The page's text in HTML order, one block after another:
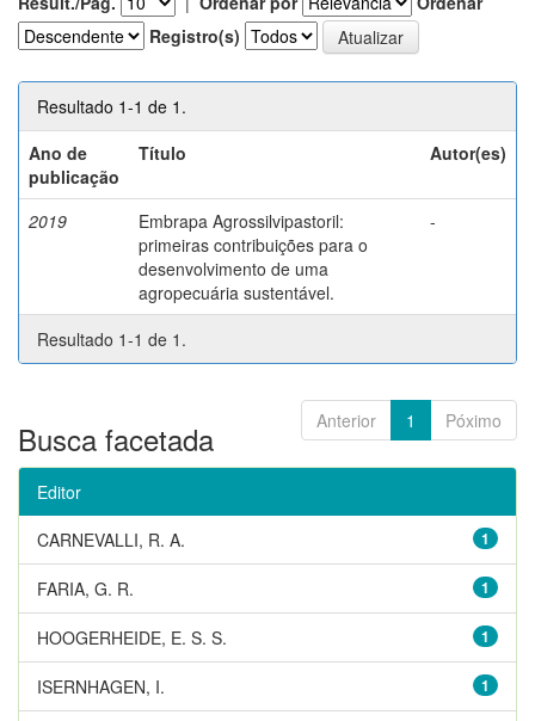
Registro(s)
Resultado 1-1 de 1.
Ano de
publicação
Título Autor(es)
2019
Embrapa Agrossilvipastoril:
primeiras contribuições para o
desenvolvimento de uma
agropecuária sustentável.
-
Resultado 1-1 de 1.
Anterior 1 Póximo
Busca facetada
Editor
1
CARNEVALLI, R. A.
1
FARIA, G. R.
1
HOOGERHEIDE, E. S. S.
1
ISERNHAGEN, I.